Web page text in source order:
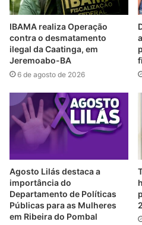
IBAMA realiza Operação
contra o desmatamento
ilegal da Caatinga, em
Jeremoabo-BA
6 de agosto de 2026
Agosto Lilás destaca a
importância do
Departamento de Políticas
Públicas para as Mulheres
em Ribeira do Pombal